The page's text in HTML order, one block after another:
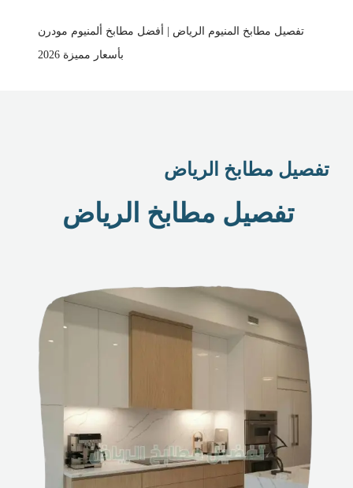
تفصيل مطابخ المنيوم الرياض | أفضل مطابخ ألمنيوم مودرن
بأسعار مميزة 2026
تفصيل مطابخ الرياض
تفصيل مطابخ الرياض